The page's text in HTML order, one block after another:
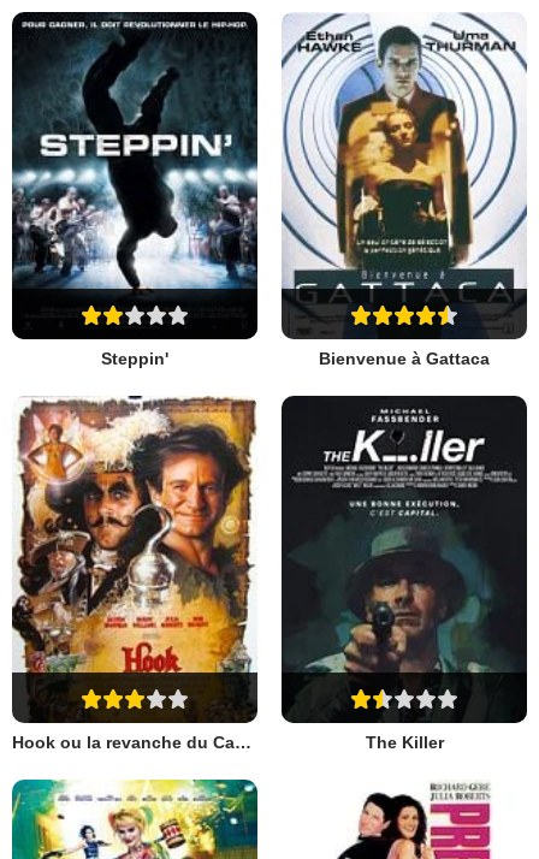
Steppin' Bienvenue à Gattaca
Hook ou la revanche du Capitaine Crochet The Killer